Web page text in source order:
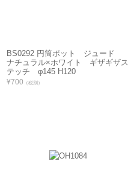
BS0292 円筒ポット ジュード
ナチュラル×ホワイト ギザギザス
テッチ φ145 H120
¥700 （税別）